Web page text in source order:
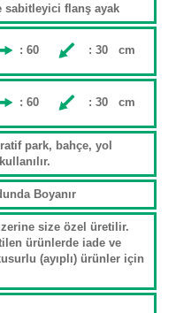
sabitleyici flanş ayak
: 60 : 30 cm
: 60 : 30 cm
park, bahçe, yol
Boyanır
size özel üretilir.
ürünlerde iade ve
(ayıplı) ürünler için